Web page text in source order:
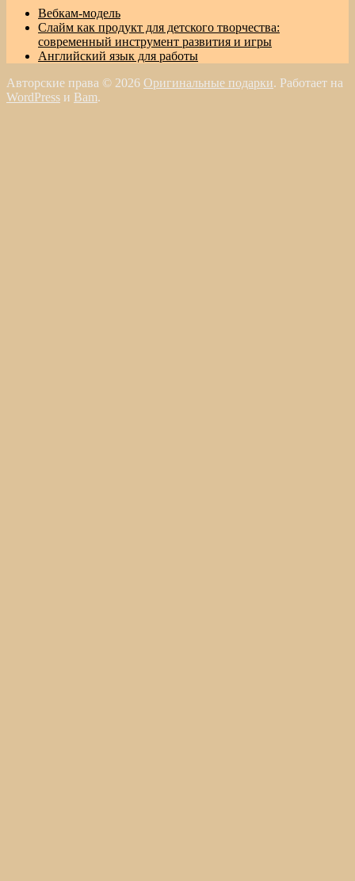
Вебкам-модель
Слайм как продукт для детского творчества:
современный инструмент развития и игры
Английский язык для работы
Авторские права © 2026 Оригинальные подарки. Работает на
WordPress и Bam.